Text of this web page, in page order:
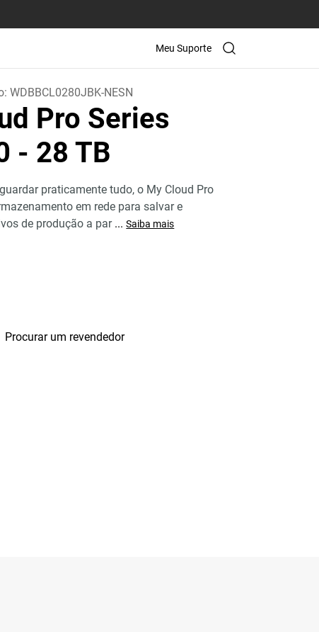
Meu Suporte
WDBBCL0280JBK-NESN
Pro Series
- 28 TB
praticamente tudo, o My Cloud Pro
em rede para salvar e
de produção a par ... Saiba mais
Procurar um revendedor